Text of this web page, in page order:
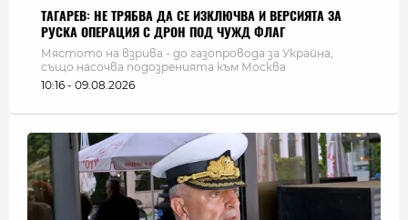
ТАГАРЕВ: НЕ ТРЯБВА ДА СЕ ИЗКЛЮЧВА И ВЕРСИЯТА ЗА
РУСКА ОПЕРАЦИЯ С ДРОН ПОД ЧУЖД ФЛАГ
Мястото на взрива - до газопровода за Украйна,
също насочва подозренията към Москва
10:16 - 09.08.2026